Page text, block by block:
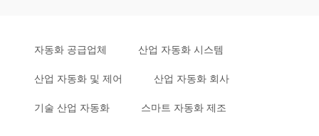
자동화 공급업체 산업 자동화 시스템
산업 자동화 및 제어 산업 자동화 회사
기술 산업 자동화 스마트 자동화 제조